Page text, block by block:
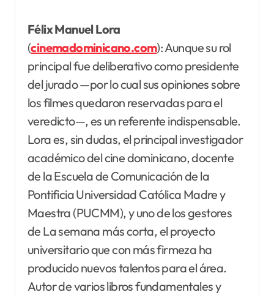
Félix Manuel Lora
(cinemadominicano.com): Aunque su rol
principal fue deliberativo como presidente
del jurado —por lo cual sus opiniones sobre
los filmes quedaron reservadas para el
veredicto—, es un referente indispensable.
Lora es, sin dudas, el principal investigador
académico del cine dominicano, docente
de la Escuela de Comunicación de la
Pontificia Universidad Católica Madre y
Maestra (PUCMM), y uno de los gestores
de La semana más corta, el proyecto
universitario que con más firmeza ha
producido nuevos talentos para el área.
Autor de varios libros fundamentales y